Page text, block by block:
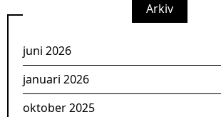
Arkiv
juni 2026
januari 2026
oktober 2025